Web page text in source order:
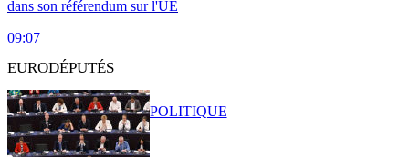
dans son référendum sur l'UE
09:07
EURODÉPUTÉS
POLITIQUE